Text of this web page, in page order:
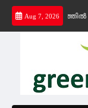
Skip
content
Aug 7, 2026
വിതരണത്തിൽ